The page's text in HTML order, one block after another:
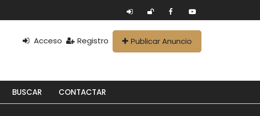
Acceso Registro Publicar Anuncio
BUSCAR CONTACTAR